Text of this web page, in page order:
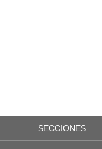
SECCIONES